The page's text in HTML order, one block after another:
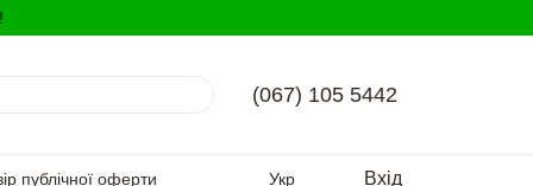
(067) 105 5442
публічної оферти
Укр Вхід